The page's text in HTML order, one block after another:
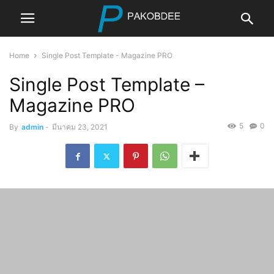
Home Single Post Template - Magazine PRO
Single Post Template –
Magazine PRO
By admin - มีนาคม 23, 2021 0
5